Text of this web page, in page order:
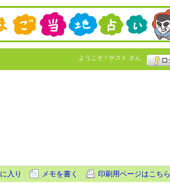
ようこそ！ ゲスト さん
入り メモを書く 印刷用ページはこちら